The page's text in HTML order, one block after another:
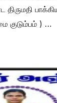
குடும்பம் ) …